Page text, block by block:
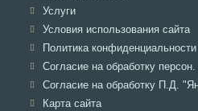
вкладке
УслугиОткроется
в
вкладке
Условия использования сайта
в
Политика
Согласие на обработку
Согласие на обработку П.Д.
Карта сайтаОткроется